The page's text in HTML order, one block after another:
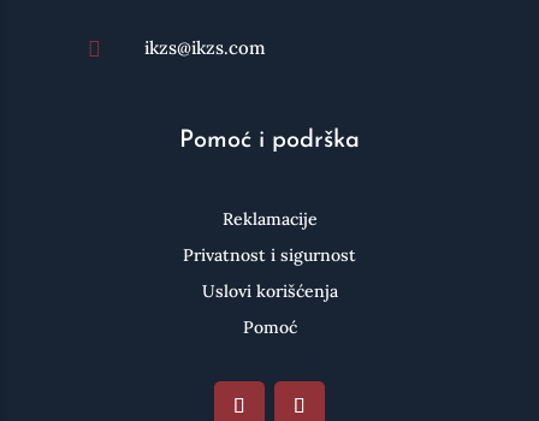
 ikzs@ikzs.com
Pomoć i podrška
Reklamacije
Privatnost i sigurnost
Uslovi korišćenja
Pomoć